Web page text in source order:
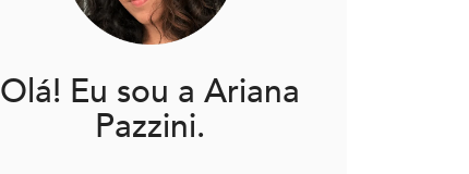
Olá! Eu sou a Ariana
Pazzini.